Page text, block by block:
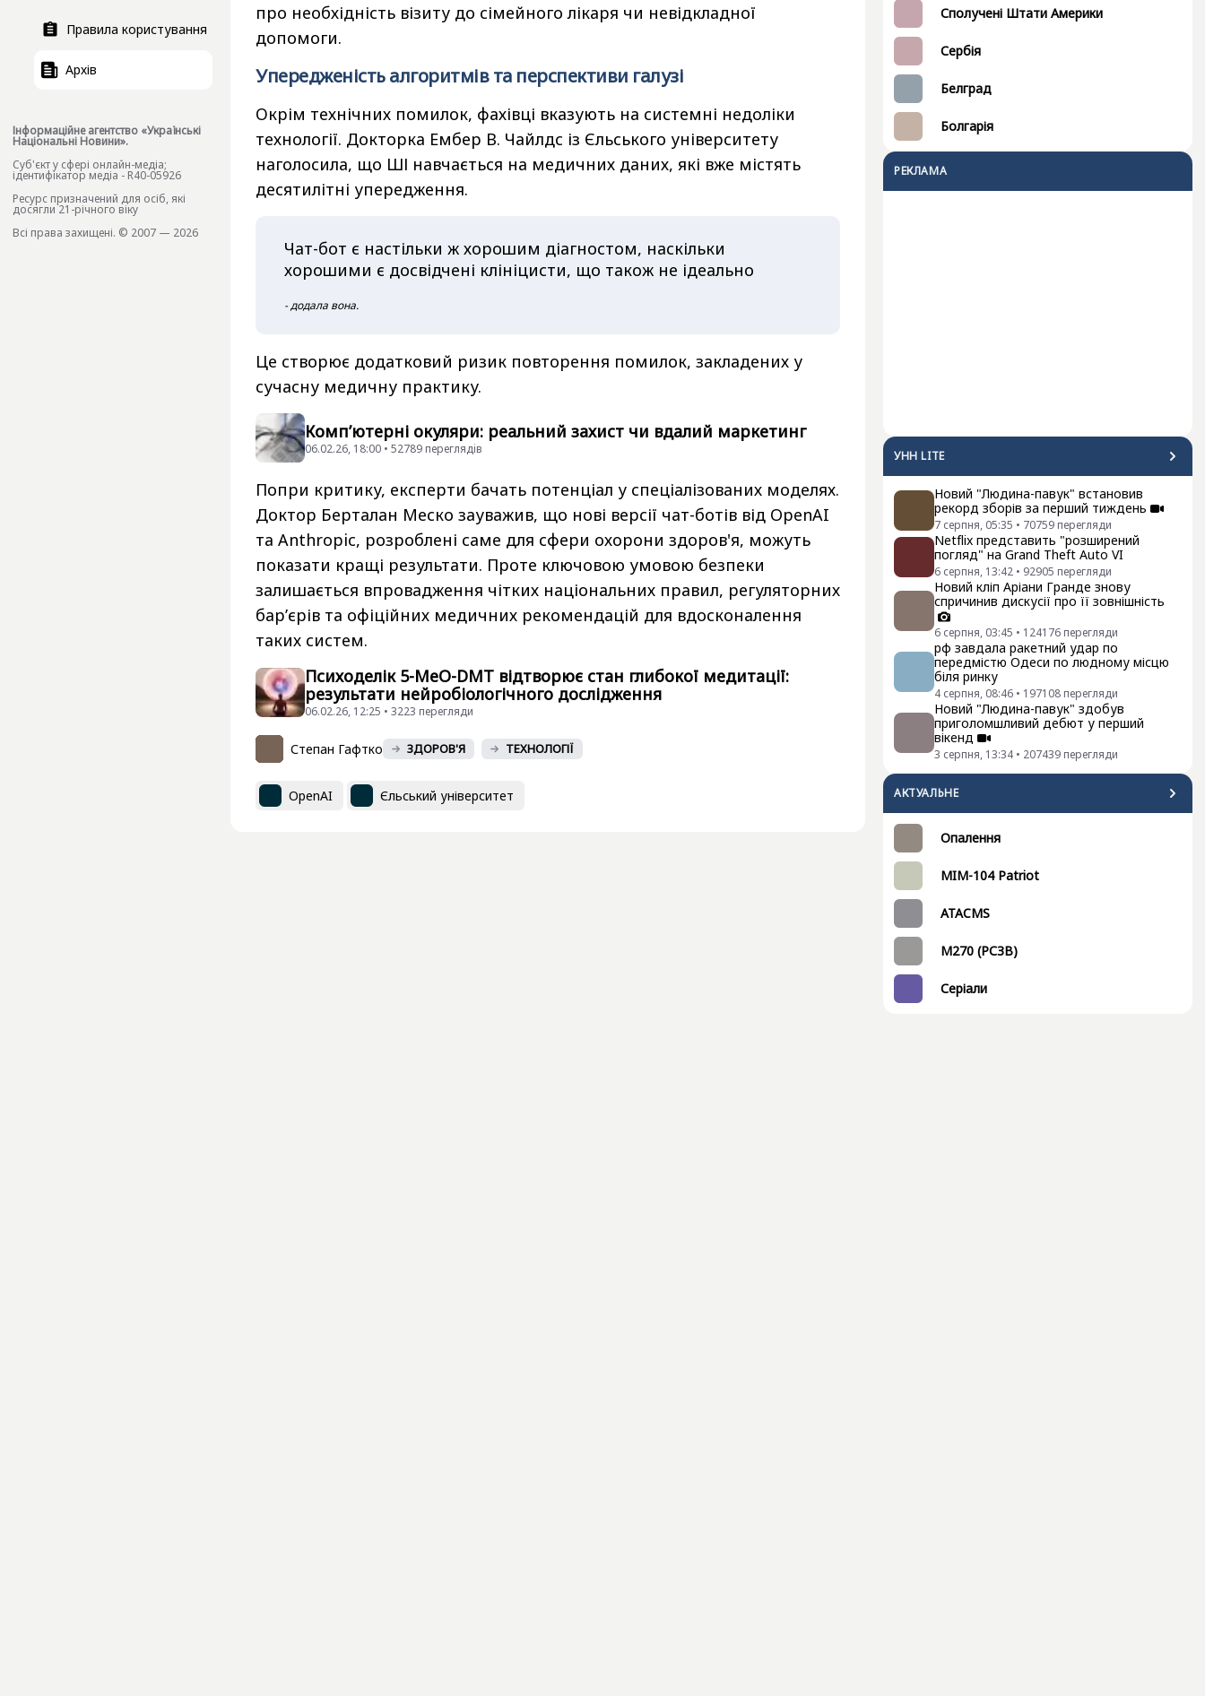
Правила користування
Архів
Інформаційне агентство «Українські
Національні Новини».
Cуб'єкт у сфері онлайн-медіа;
ідентифікатор медіа - R40-05926
Ресурс призначений для осіб, які
досягли 21-річного віку
Всі права захищені. © 2007 — 2026
Сполучені Штати Америки
Сербія
Белград
Болгарія
РЕКЛАМА
УНН LITE
Новий "Людина-павук" встановив
рекорд зборів за перший тиждень
7 серпня, 05:35 • 70759 перегляди
Netflix представить "розширений
погляд" на Grand Theft Auto VI
6 серпня, 13:42 • 92905 перегляди
Новий кліп Аріани Гранде знову
спричинив дискусії про її зовнішність
6 серпня, 03:45 • 124176 перегляди
рф завдала ракетний удар по
передмістю Одеси по людному місцю
біля ринку
4 серпня, 08:46 • 197108 перегляди
Новий "Людина-павук" здобув
приголомшливий дебют у перший
вікенд
3 серпня, 13:34 • 207439 перегляди
АКТУАЛЬНЕ
Опалення
MIM-104 Patriot
ATACMS
M270 (РСЗВ)
Серіали
про необхідність візиту до сімейного лікаря чи невідкладної
допомоги.
Упередженість алгоритмів та перспективи галузі
Окрім технічних помилок, фахівці вказують на системні недоліки
технології. Докторка Ембер В. Чайлдс із Єльського університету
наголосила, що ШІ навчається на медичних даних, які вже містять
десятилітні упередження.
Чат-бот є настільки ж хорошим діагностом, наскільки
хорошими є досвідчені клініцисти, що також не ідеально
- додала вона.
Це створює додатковий ризик повторення помилок, закладених у
сучасну медичну практику.
Комп’ютерні окуляри: реальний захист чи вдалий маркетинг
06.02.26, 18:00 • 52789 переглядiв
Попри критику, експерти бачать потенціал у спеціалізованих моделях.
Доктор Берталан Меско зауважив, що нові версії чат-ботів від OpenAI
та Anthropic, розроблені саме для сфери охорони здоров'я, можуть
показати кращі результати. Проте ключовою умовою безпеки
залишається впровадження чітких національних правил, регуляторних
бар’єрів та офіційних медичних рекомендацій для вдосконалення
таких систем.
Психоделік 5-MeO-DMT відтворює стан глибокої медитації:
результати нейробіологічного дослідження
06.02.26, 12:25 • 3223 перегляди
Степан Гафтко ЗДОРОВ'Я ТЕХНОЛОГІЇ
OpenAI Єльський університет